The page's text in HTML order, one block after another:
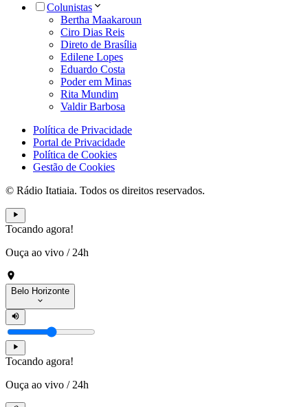
Colunistas
Bertha Maakaroun
Ciro Dias Reis
Direto de Brasília
Edilene Lopes
Eduardo Costa
Poder em Minas
Rita Mundim
Valdir Barbosa
Política de Privacidade
Portal de Privacidade
Política de Cookies
Gestão de Cookies
© Rádio Itatiaia. Todos os direitos reservados.
Tocando agora!
Ouça ao vivo / 24h
Belo Horizonte
Tocando agora!
Ouça ao vivo / 24h